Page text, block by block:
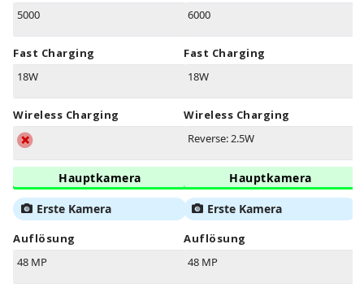
5000
Fast Charging
18W
Wireless Charging
Hauptkamera
Erste Kamera
Auflösung
48 MP
6000
Fast Charging
18W
Wireless Charging
Reverse: 2.5W
Hauptkamera
Erste Kamera
Auflösung
48 MP